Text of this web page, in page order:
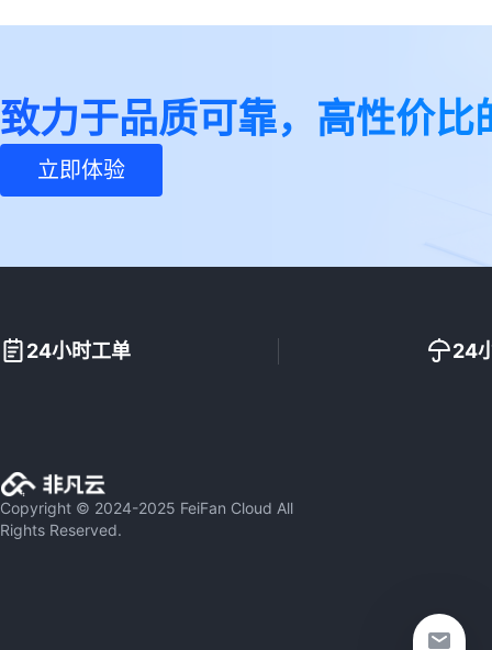
致力于品质可靠，高性价比
立即体验
24小时工单 24
Copyright © 2024-2025 FeiFan Cloud All
Rights Reserved.